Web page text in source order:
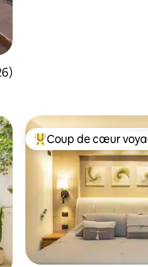
moyenne sur la
Coups de cœur
Coup de cœur